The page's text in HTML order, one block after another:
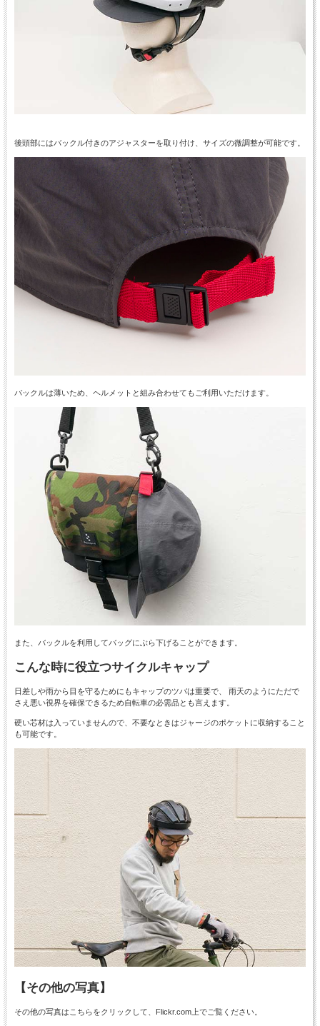
後頭部にはバックル付きのアジャスターを取り付け、サイズの微調整が可能です。
バックルは薄いため、ヘルメットと組み合わせてもご利用いただけます。
また、バックルを利用してバッグにぶら下げることができます。
こんな時に役立つサイクルキャップ
日差しや雨から目を守るためにもキャップのツバは重要で、 雨天のようにただで
さえ悪い視界を確保できるため自転車の必需品とも言えます。
硬い芯材は入っていませんので、不要なときはジャージのポケットに収納すること
も可能です。
【その他の写真】
その他の写真はこちらをクリックして、Flickr.com上でご覧ください。